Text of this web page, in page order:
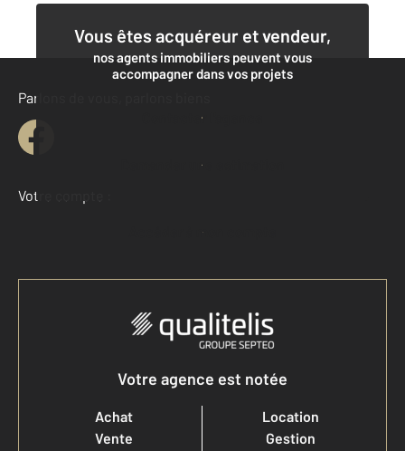
Vous êtes acquéreur et vendeur,
nos agents immobiliers peuvent vous
accompagner dans vos projets
Contacter l'agence
Demander une estimation
Parlons de vous, parlons biens
Votre compte :
Accéder à mon compte
Votre agence est notée
Achat
Vente
Location
Gestion